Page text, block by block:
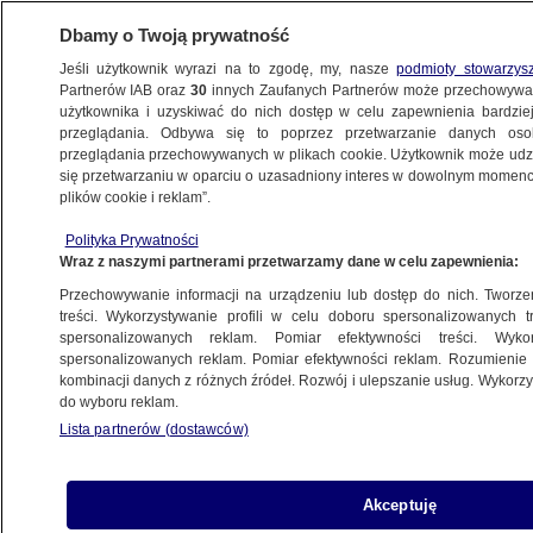
ŚWIAT
z bronią po szkole. Ułatwienia dla
nauczycieli po serii strzelanin w USA
15.06.2022, 12:58
Udostępnij
ułatwiającą nauczycielom i innym pracownikom
edukacyjnym wnoszenie broni palnej na teren
Dbamy o Twoją prywatność
Jeśli użytkownik wyrazi na to zgodę, my, naszepodmioty
Partnerów IAB oraz30 innych Zaufanych Partnerów może
użytkownika i uzyskiwać do nich dostęp w celu zapewnienia
przeglądania. Odbywa się to poprzez przetwarzanie danych
przeglądania przechowywanych w plikach cookie. Użytkownik może
się przetwarzaniu w oparciu o uzasadniony interes w dowolnym
plików cookie i reklam”.
Polityka Prywatności
Wraz z naszymi partnerami przetwarzamy dane w celu zapewnienia:
Przechowywanie informacji na urządzeniu lub dostęp do nich.
treści. Wykorzystywanie profili w celu doboru spersonalizowanych
spersonalizowanych reklam. Pomiar efektywności treści.
spersonalizowanych reklam. Pomiar efektywności reklam.
kombinacji danych z różnych źródeł. Rozwój i ulepszanie usług.
do wyboru reklam.
Lista partnerów (dostawców)
Akceptuję